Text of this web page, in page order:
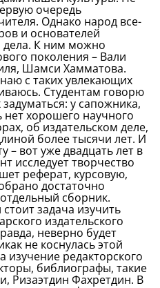
очередь
Однако народ все-
и основателей
дела. К ним можно
поколения – Вали
Шамси Хамматова.
с таких увлекающих
Студентам говорю
у сапожника,
нет хорошего научного
об издательском деле,
более тысячи лет. И
– вот уже двадцать лет в
исследует творчество
реферат, курсовую,
достаточно
сборник.
задача изучить
издательского
неверно будет
не коснулась этой
редакторского
библиографы, такие
Ризаэтдин Фахретдин. В